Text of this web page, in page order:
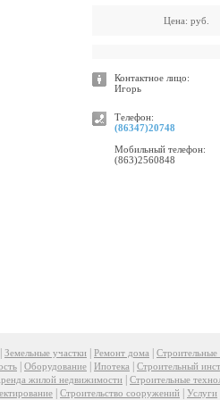
Цена: руб.
Контактное лицо:
Игорь
Телефон:
(86347)20748
Мобильный телефон:
(863)2560848
Земельные участки Ремонт дома
Строительные
Оборудование Ипотека
Строительный
жилой недвижимости
Строительные
Строительство сооружений Услуги